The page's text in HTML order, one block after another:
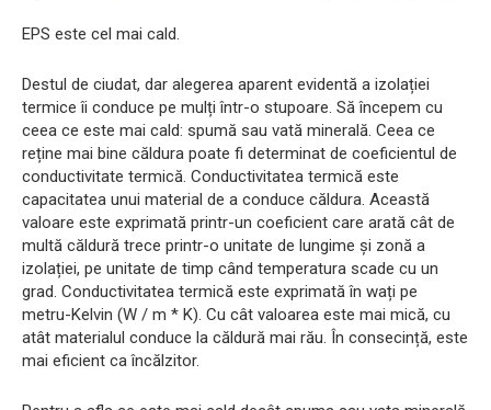
EPS este cel mai cald.
Destul de ciudat, dar alegerea aparent evidentă a izolației
termice îi conduce pe mulți într-o stupoare. Să începem cu
ceea ce este mai cald: spumă sau vată minerală. Ceea ce
reține mai bine căldura poate fi determinat de coeficientul de
conductivitate termică. Conductivitatea termică este
capacitatea unui material de a conduce căldura. Această
valoare este exprimată printr-un coeficient care arată cât de
multă căldură trece printr-o unitate de lungime și zonă a
izolației, pe unitate de timp când temperatura scade cu un
grad. Conductivitatea termică este exprimată în wați pe
metru-Kelvin (W / m * K). Cu cât valoarea este mai mică, cu
atât materialul conduce la căldură mai rău. În consecință, este
mai eficient ca încălzitor.